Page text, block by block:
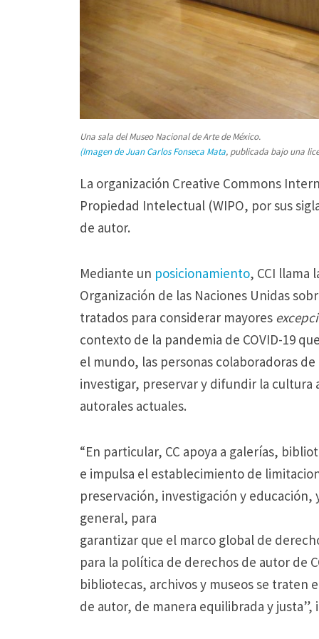
n
a
m
i
e
t
o
,
C
l
l
a
m
a
l
a
t
e
n
c
i
ó
n
Una sala del Museo Nacional de Arte de México.
(Imagen de Juan Carlos Fonseca Mata, publicada bajo una
La organización Creative Commons
Propiedad Intelectual (WIPO, por sus
de autor.
Mediante un posicionamiento, CCI llama
Organización de las Naciones Unidas
tratados para considerar mayores
contexto de la pandemia de COVID-19
el mundo, las personas colaboradoras
investigar, preservar y difundir la cultura
autorales actuales.
“En particular, CC apoya a galerías,
e impulsa el establecimiento de
preservación, investigación y
general, para
garantizar que el marco global de
para la política de derechos de autor de
bibliotecas, archivos y museos se traten
de autor, de manera equilibrada y